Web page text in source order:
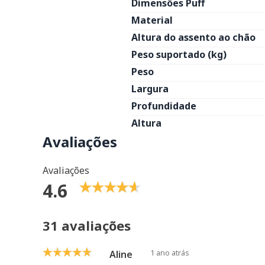
Dimensões Puff
Material
Altura do assento ao chão
Peso suportado (kg)
Peso
Largura
Profundidade
Altura
Avaliações
Avaliações
4.6
31 avaliações
Aline 1 ano atrás